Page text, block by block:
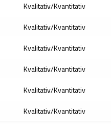
Kvalitativ/Kvantitativ
Kvalitativ/Kvantitativ
Kvalitativ/Kvantitativ
Kvalitativ/Kvantitativ
Kvalitativ/Kvantitativ
Kvalitativ/Kvantitativ